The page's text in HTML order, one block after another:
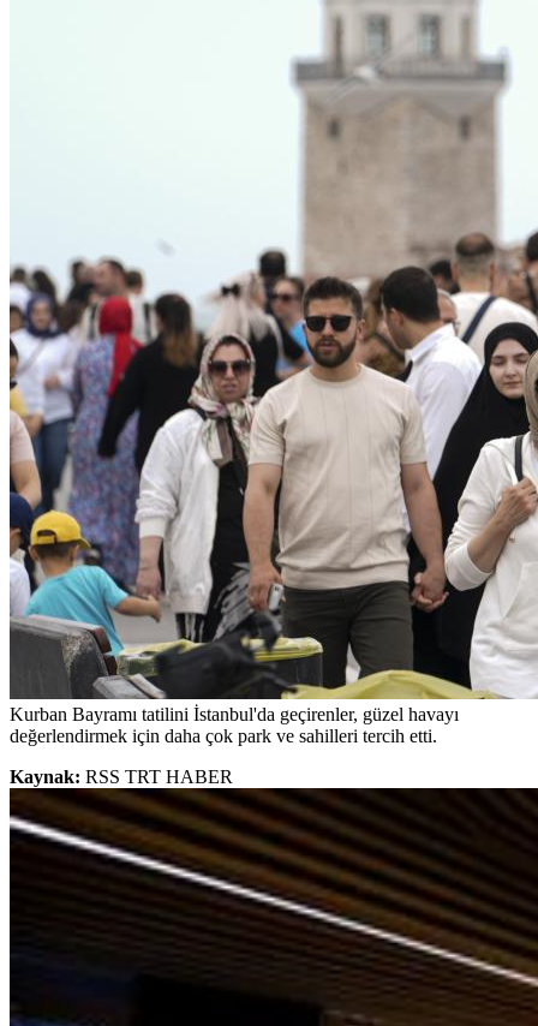
Kurban Bayramı tatilini İstanbul'da geçirenler, güzel havayı
değerlendirmek için daha çok park ve sahilleri tercih etti.
Kaynak: RSS TRT HABER